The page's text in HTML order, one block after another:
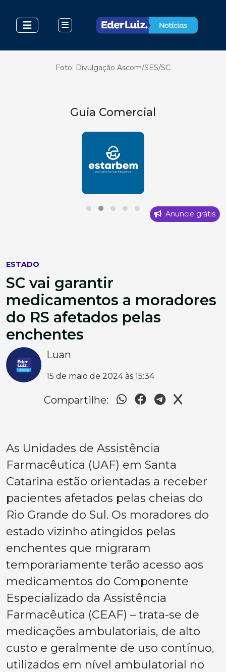
Foto: Divulgação Ascom/SES/SC
Guia Comercial
Anuncie grátis
ESTADO
SC vai garantir
medicamentos a moradores
do RS afetados pelas
enchentes
Luan
15 de maio de 2024 às 15:34
Compartilhe:
As Unidades de Assistência
Farmacêutica (UAF) em Santa
Catarina estão orientadas a receber
pacientes afetados pelas cheias do
Rio Grande do Sul. Os moradores do
estado vizinho atingidos pelas
enchentes que migraram
temporariamente terão acesso aos
medicamentos do Componente
Especializado da Assistência
Farmacêutica (CEAF) – trata-se de
medicações ambulatoriais, de alto
custo e geralmente de uso contínuo,
utilizados em nível ambulatorial no